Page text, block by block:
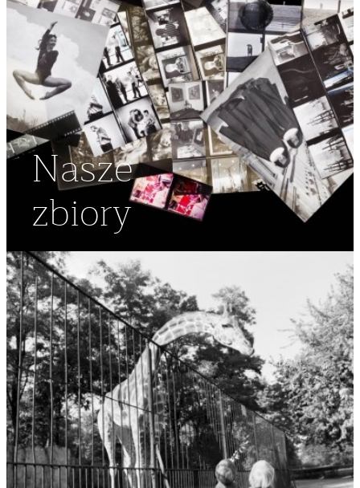
Nasze
zbiory